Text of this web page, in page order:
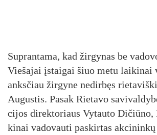
Sup­ran­ta­ma, kad žir­gy­nas be
Vie­ša­jai įstai­gai šiuo me­tu lai­ki­nai
anks­čiau žir­gy­ne ne­dir­bęs
Au­gus­tis. Pa­sak Rie­ta­vo
ci­jos di­rek­to­riaus Vy­tau­to
ki­nai va­do­vau­ti pa­skir­tas ak­ci­nin­kų